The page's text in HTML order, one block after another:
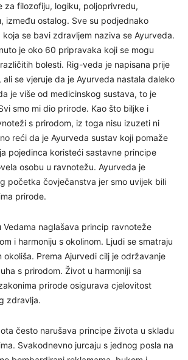
za filozofiju, logiku, poljoprivredu,
između ostalog. Sve su podjednako
se bavi zdravljem naziva se Ayurveda.
je oko 60 pripravaka koji se mogu
bolesti. Rig-veda je napisana prije
se vjeruje da je Ayurveda nastala daleko
je više od medicinskog sustava, to je
smo mi dio prirode. Kao što biljke i
s prirodom, iz toga nisu izuzeti ni
reći da je Ayurveda sustav koji pomaže
pojedinca koristeći sastavne principe
osobu u ravnotežu. Ayurveda je
početka čovječanstva jer smo uvijek bili
prirode.
Vedama naglašava princip ravnoteže
i harmoniju s okolinom. Ljudi se smatraju
okoliša. Prema Ajurvedi cilj je održavanje
s prirodom. Život u harmoniji sa
prirode osigurava cjelovitost
zdravlja.
često narušava principe života u skladu
Svakodnevno jurcaju s jednog posla na